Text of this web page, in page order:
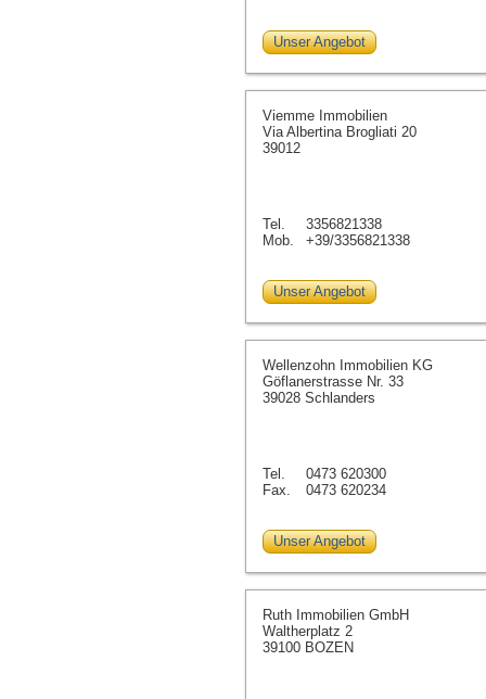
Unser Angebot
Viemme Immobilien
Via Albertina Brogliati 20
39012
Tel.
3356821338
Mob.
+39/3356821338
Unser Angebot
Wellenzohn Immobilien KG
Göflanerstrasse Nr. 33
39028 Schlanders
Tel.
0473 620300
Fax.
0473 620234
Unser Angebot
Ruth Immobilien GmbH
Waltherplatz 2
39100 BOZEN